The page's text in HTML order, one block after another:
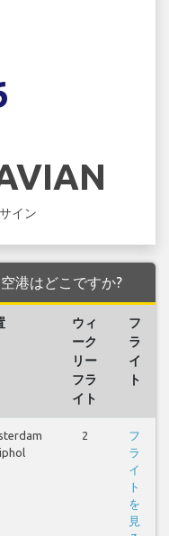
イン
港はどこですか?
ウィ
ーク
リー
フラ
イト
フ
ラ
イ
ト
2
フ
ラ
イ
ト
を
見